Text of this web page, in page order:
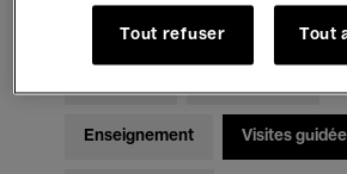
Enseignement Visites
Tout refuser Tout